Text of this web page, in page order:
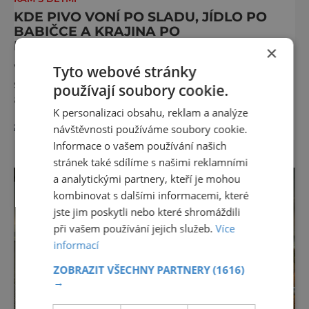
KDE PIVO VONÍ PO SLADU, JÍDLO PO
BABIČCE A KRAJINA PO
DOBRODRUŽSTVÍ
Vše začíná vůní. Slad, chmel a letní vzduch
se tu mísí s vůní lesa, čerstvě posekané trávy
a poctivě opečeného masa. V Českém ráji a
na Liberecku se léto nepočítá na dny, ale na
doušky – a ty tady tečou proudem. Není to
jen výlet, je to oslava chutí, tradice a
poctivého řemesla, kterou ocení každý, kdo
ví, že k dokonalému dni patří nejen výhled,
ale i výčep. Měšťanský pivovar Turnov přesně
ví,
zobrazit více >>
×
Tyto webové stránky
používají soubory cookie.
K personalizaci obsahu, reklam a analýze
návštěvnosti používáme soubory cookie.
Informace o vašem používání našich
stránek také sdílíme s našimi reklamními
a analytickými partnery, kteří je mohou
kombinovat s dalšími informacemi, které
jste jim poskytli nebo které shromáždili
při vašem používání jejich služeb.Více
informací
ZOBRAZIT VŠECHNY PARTNERY(1616)
→